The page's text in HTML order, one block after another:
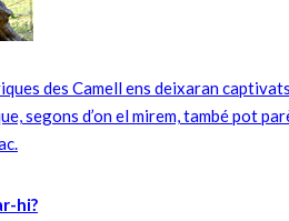
des Camell ens deixaran
segons d’on el mirem, també pot
hi?